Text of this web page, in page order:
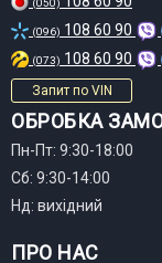
(050)
(096) 108 60 90
(073) 108 60 90
Запит по VIN
ОБРОБКА
Пн-Пт: 9:30-18:00
Сб: 9:30-14:00
Нд: вихідний
ПРО НАС